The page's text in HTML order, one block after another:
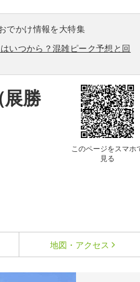
でかけ情報を大特集
いつから？混雑ピーク予想と回
勝
このページをスマホ
見る
地図・アクセス